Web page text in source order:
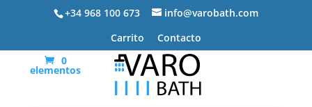
+34 968 100 673
info@varobath.com
Carrito
Contacto
0
elementos